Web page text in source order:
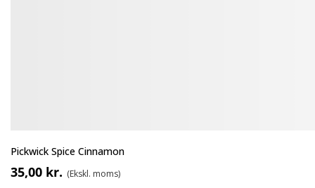
Pickwick Spice Cinnamon
35,00 kr.